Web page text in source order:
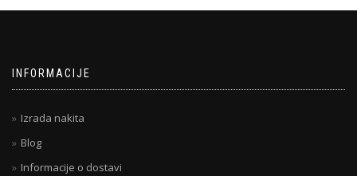
INFORMACIJE
Izrada nakita
Blog
Informacije o dostavi